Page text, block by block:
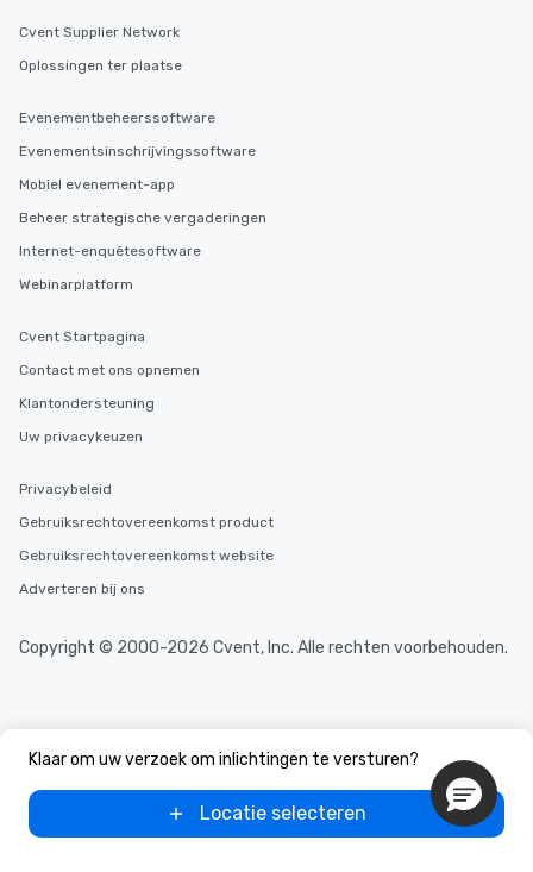
Klaar om uw verzoek om inlichtingen te versturen?
Locatie selecteren
Cvent Supplier Network
Oplossingen ter plaatse
Evenementbeheerssoftware
Evenementsinschrijvingssoftware
Mobiel evenement-app
Beheer strategische vergaderingen
Internet-enquêtesoftware
Webinarplatform
Cvent Startpagina
Contact met ons opnemen
Klantondersteuning
Uw privacykeuzen
Privacybeleid
Gebruiksrechtovereenkomst product
Gebruiksrechtovereenkomst website
Adverteren bij ons
Copyright © 2000-2026 Cvent, Inc. Alle rechten voorbehouden.